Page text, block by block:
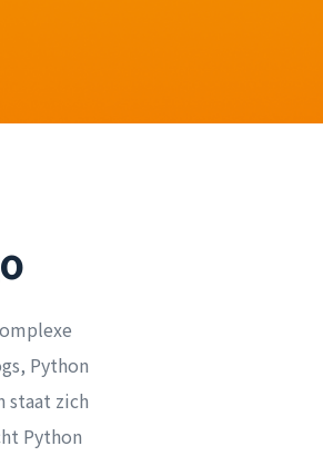
Python
staat zich
Python